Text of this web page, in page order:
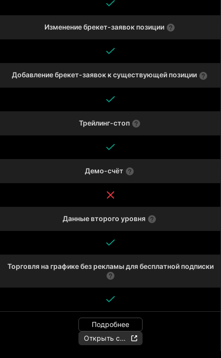
Изменение брекет-заявок позиции
Добавление брекет-заявок к существующей позиции
Трейлинг-стоп
Демо-счёт
Данные второго уровня
Торговля на графике без рекламы для бесплатной подписки
Подробнее
Открыть счёт